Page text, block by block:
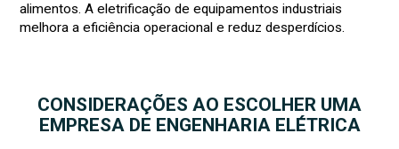
alimentos. A eletrificação de equipamentos industriais
melhora a eficiência operacional e reduz desperdícios.
CONSIDERAÇÕES AO ESCOLHER UMA
EMPRESA DE ENGENHARIA ELÉTRICA